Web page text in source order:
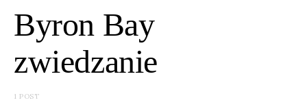
Byron Bay
zwiedzanie
1 POST